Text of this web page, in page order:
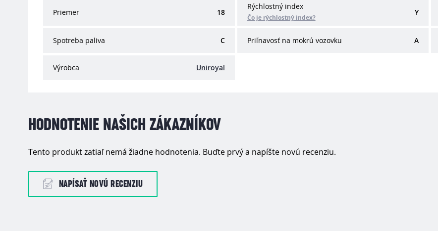
Priemer 18
Rýchlostný index
Čo je rýchlostný index?
Y
Spotreba paliva C Priľnavosť na mokrú vozovku A
Výrobca Uniroyal
HODNOTENIE NAŠICH ZÁKAZNÍKOV
Tento produkt zatiaľ nemá žiadne hodnotenia. Buďte prvý a napíšte novú recenziu.
NAPÍSAŤ NOVÚ RECENZIU